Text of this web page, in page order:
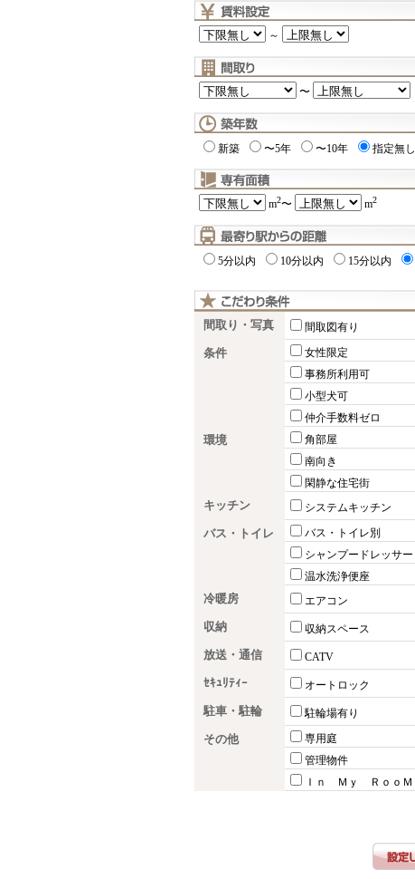
～
〜
新築 〜5年 〜10年 指定無し
m2〜 m2
5分以内 10分以内 15分以内
間取り・写真 間取図有り
条件 女性限定
事務所利用可
小型犬可
仲介手数料ゼロ
環境 角部屋
南向き
閑静な住宅街
キッチン システムキッチン
バス・トイレ バス・トイレ別
シャンプードレッサー
温水洗浄便座
冷暖房 エアコン
収納 収納スペース
放送・通信 CATV
ｾｷｭﾘﾃｨｰ オートロック
駐車・駐輪 駐輪場有り
その他 専用庭
管理物件
Ｉｎ Ｍｙ ＲｏｏＭ